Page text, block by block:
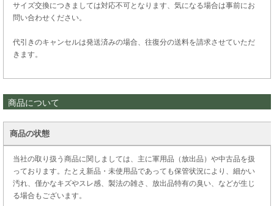
サイズ交換につきましては対応不可となります、気になる場合は事前にお
問い合わせください。
代引きのキャンセルは発送済みの場合、往復分の送料を請求させていただ
きます。
商品について
商品の状態
当社の取り扱う商品に関しましては、主に軍用品（放出品）や中古品を扱
っております。たとえ新品・未使用品であっても保管状況により、細かい
汚れ、僅かなキズやスレ感、製法の雑さ、放出品特有の臭い、などが生じ
る場合もございます。